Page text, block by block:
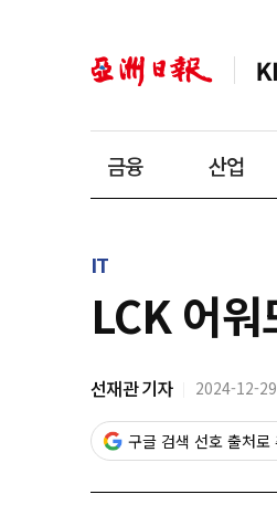
금융 산업
IT
LCK 어
선재관 기자 2024-12-
구글 검색 선호 출처로